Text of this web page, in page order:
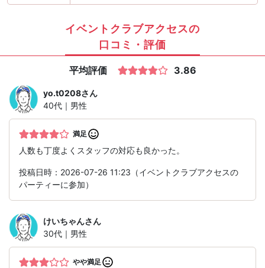
イベントクラブアクセスの
口コミ・評価
平均評価 3.86
yo.t0208さん
40代｜男性
満足
人数も丁度よくスタッフの対応も良かった。
投稿日時：2026-07-26 11:23（イベントクラブアクセスの
パーティーに参加）
けいちゃんさん
30代｜男性
やや満足